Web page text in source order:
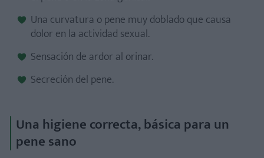
Una curvatura o pene muy doblado que causa
dolor en la actividad sexual.
Sensación de ardor al orinar.
Secreción del pene.
Una higiene correcta, básica para un
pene sano